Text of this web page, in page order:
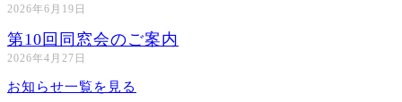
2026年6月19日
第10回同窓会のご案内
2026年4月27日
お知らせ一覧を見る